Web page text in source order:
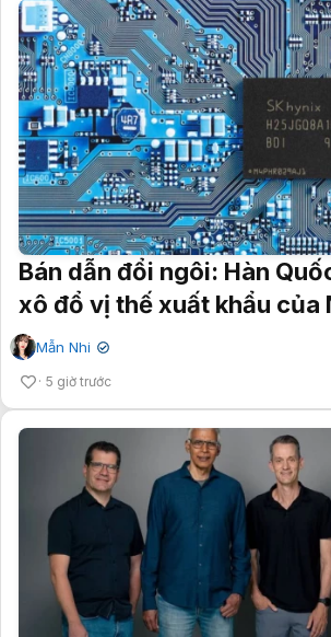
Bán dẫn đổi ngôi: Hàn
xô đổ vị thế xuất khẩu của
Mẫn Nhi ✔
5 giờ trước